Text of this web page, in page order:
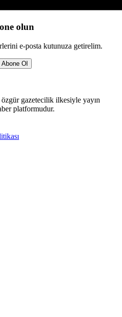
olun
e-posta kutunuza getirelim.
Abone Ol
özgür gazetecilik ilkesiyle yayın
platformudur.